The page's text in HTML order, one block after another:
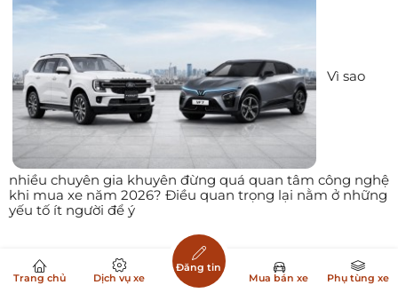
Vì sao
nhiều chuyên gia khuyên đừng quá quan tâm công nghệ
khi mua xe năm 2026? Điều quan trọng lại nằm ở những
yếu tố ít người để ý
Trang chủ Dịch vụ xe
Đăng tin
Mua bán xe
Phụ tùng xe